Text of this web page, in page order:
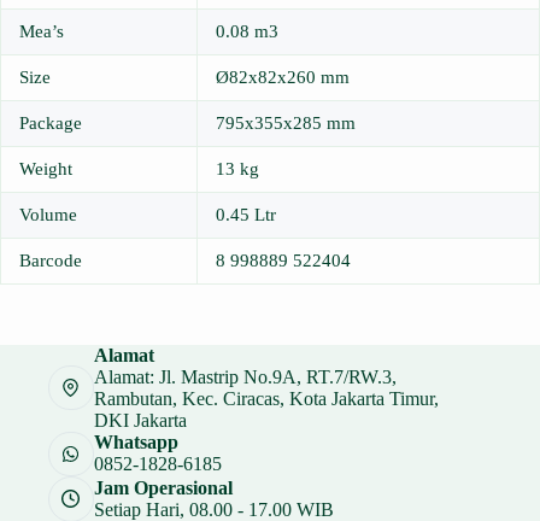
Mea’s 0.08 m3
Size Ø82x82x260 mm
Package 795x355x285 mm
Weight 13 kg
Volume 0.45 Ltr
Barcode 8 998889 522404
Alamat
Alamat: Jl. Mastrip No.9A, RT.7/RW.3,
Rambutan, Kec. Ciracas, Kota Jakarta Timur,
DKI Jakarta
Whatsapp
0852-1828-6185
Jam Operasional
Setiap Hari, 08.00 - 17.00 WIB